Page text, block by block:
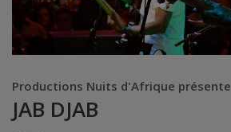
Productions Nuits d'Afrique présente
JAB DJAB